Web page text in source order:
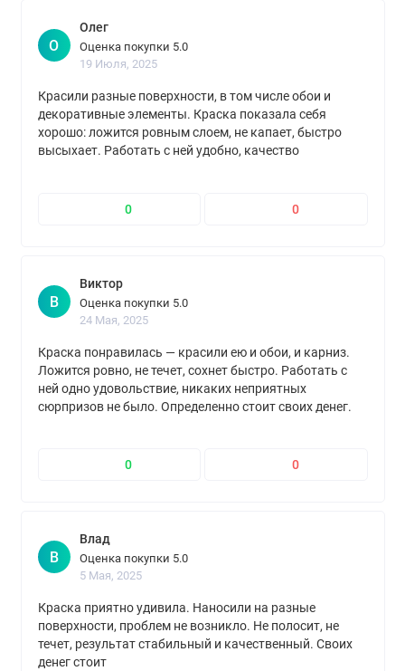
заводских емкостей в одной большой во избежание
разнотона. Рекомендуемое количество слоев краски
для создания качественного покрытия – 2.
Обязательно выдерживайте 2 ч для высыхания
первого слоя перед нанесением следующего. После
работ остатки краски можно смыть проточной водой
О
Олег
Оценка покупки 5.0
19 Июля, 2025
Красили разные поверхности, в том числе обои и
декоративные элементы. Краска показала себя
хорошо: ложится ровным слоем, не капает, быстро
высыхает. Работать с ней удобно, качество
0 0
В
Виктор
Оценка покупки 5.0
24 Мая, 2025
Краска понравилась — красили ею и обои, и карниз.
Ложится ровно, не течет, сохнет быстро. Работать с
ней одно удовольствие, никаких неприятных
сюрпризов не было. Определенно стоит своих денег.
0 0
В
Влад
Оценка покупки 5.0
5 Мая, 2025
Краска приятно удивила. Наносили на разные
поверхности, проблем не возникло. Не полосит, не
течет, результат стабильный и качественный. Своих
денег стоит